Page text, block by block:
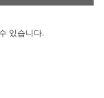
있습니다.